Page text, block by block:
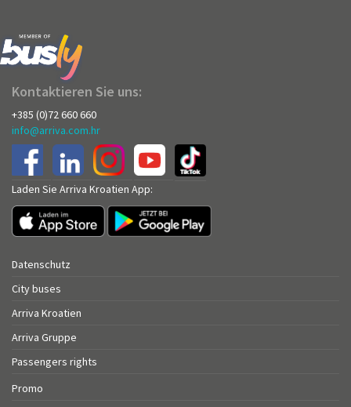
Kontaktieren Sie uns:
+385 (0)72 660 660
info@arriva.com.hr
Laden Sie Arriva Kroatien App:
Datenschutz
City buses
Arriva Kroatien
Arriva Gruppe
Passengers rights
Promo